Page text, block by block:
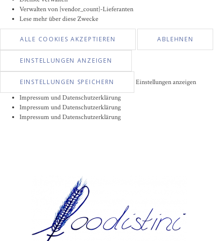
Verwalten von {vendor_count}-Lieferanten
Lese mehr über diese Zwecke
ALLE COOKIES AKZEPTIEREN ABLEHNEN
EINSTELLUNGEN ANZEIGEN
EINSTELLUNGEN SPEICHERN
Einstellungen anzeigen
Impressum und Datenschutzerklärung
Impressum und Datenschutzerklärung
Impressum und Datenschutzerklärung